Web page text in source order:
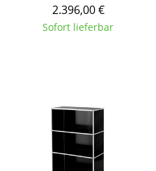
2.396,00 €
Sofort lieferbar